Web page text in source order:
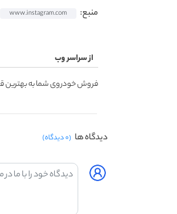
منبع: www.instagram.com
از سراسر وب
فروش خودروی شما به بهترین
دیدگاه ها (۰ دیدگاه)